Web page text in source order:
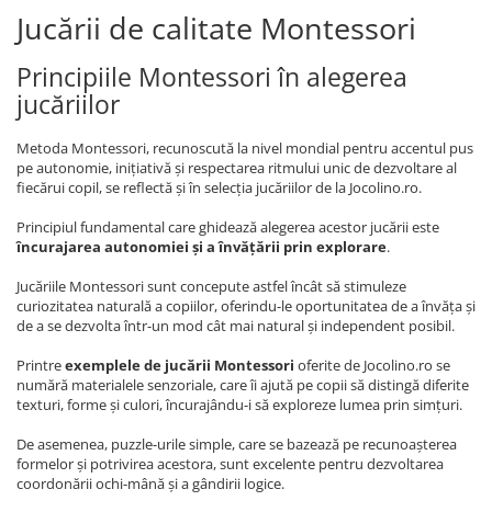
Jucării de calitate Montessori
Principiile Montessori în alegerea
jucăriilor
Metoda Montessori, recunoscută la nivel mondial pentru accentul pus
pe autonomie, inițiativă și respectarea ritmului unic de dezvoltare al
fiecărui copil, se reflectă și în selecția jucăriilor de la Jocolino.ro.
Principiul fundamental care ghidează alegerea acestor jucării este
încurajarea autonomiei și a învățării prin explorare.
Jucăriile Montessori sunt concepute astfel încât să stimuleze
curiozitatea naturală a copiilor, oferindu-le oportunitatea de a învăța și
de a se dezvolta într-un mod cât mai natural și independent posibil.
Printreexemplele de jucării Montessori oferite de Jocolino.ro se
numără materialele senzoriale, care îi ajută pe copii să distingă diferite
texturi, forme și culori, încurajându-i să exploreze lumea prin simțuri.
De asemenea, puzzle-urile simple, care se bazează pe recunoașterea
formelor și potrivirea acestora, sunt excelente pentru dezvoltarea
coordonării ochi-mână și a gândirii logice.